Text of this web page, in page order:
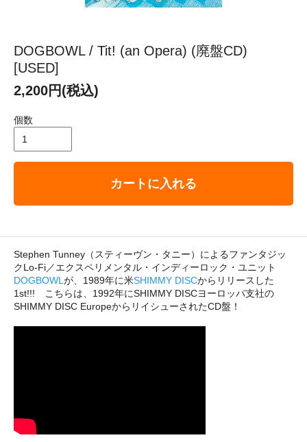
DOGBOWL / Tit! (an Opera) (廃盤CD)
[USED]
2,200円(税込)
個数
カートに入れる
Stephen Tunney（スティーヴン・タニー）によるファンタジッ
クLo-Fi／エクスペリメンタル・インディーロック・ユニット
DOGBOWL が、1989年に米SHIMMY DISCからリリースした
1st!!! こちらは、1992年にSHIMMY DISCヨーロッパ支社の
SHIMMY DISC EuropeからリイシューされたCD盤！